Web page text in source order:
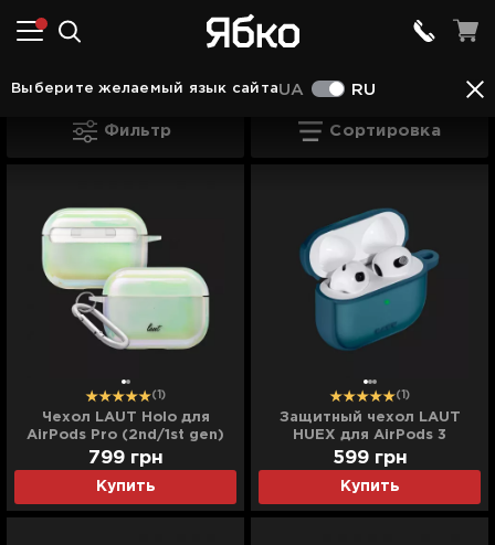
Выберите желаемый язык сайтаUA RU
Аксессуары в Ковеле Чехлы и кейсы в Ковеле
Чехлы для AirPods в Ковеле
Фильтр Сортировка
(1)
Чехол LAUT Holo для
AirPods Pro (2nd/1st gen)
(Pearl)
Купить
799 грн
(1)
Защитный чехол LAUT
HUEX для AirPods 3
(Indigo)
Купить
599 грн